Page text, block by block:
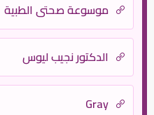
موسوعة صحتي الطبية
الدكتور نجيب ليوس
Gray